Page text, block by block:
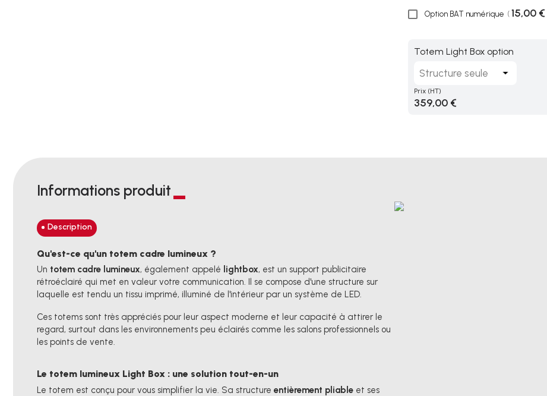
Option BAT numérique ( 15,00 €
Totem Light Box option
Prix (HT)
359,00 €
Informations produit
Description
Qu'est-ce qu'un totem cadre lumineux ?
Un totem cadre lumineux, également appelé lightbox, est un support publicitaire
rétroéclairé qui met en valeur votre communication. Il se compose d'une structure sur
laquelle est tendu un tissu imprimé, illuminé de l'intérieur par un système de LED.
Ces totems sont très appréciés pour leur aspect moderne et leur capacité à attirer le
regard, surtout dans les environnements peu éclairés comme les salons professionnels ou
les points de vente.
Le totem lumineux Light Box : une solution tout-en-un
Le totem est conçu pour vous simplifier la vie. Sa structure entièrement pliable et ses